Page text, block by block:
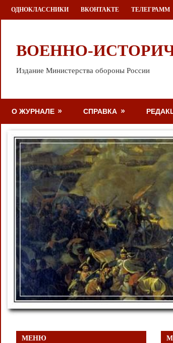
Перейти
к
ОДНОКЛАССНИКИ ВКОНТАКТЕ ТЕЛЕГРАММ
ВОЕННО-
Издание Министерства обороны России
О ЖУРНАЛЕ СПРАВКА
МЕНЮ